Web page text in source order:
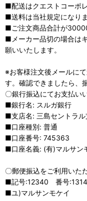
■配送はクエストコーポ
■送料は当社規定になりま
■ご注文商品合計が
■メーカー品切の場合は
願いいたします。
※お客様注文後メールに
す。確認できましたら、
〇銀行振込にてお支払い
■銀行名: スルガ銀行
■支店名: 三島セントラル
■口座種別: 普通
■口座番号: 745363
■口座名義: (有)マルサン
〇郵便振込をご利用いた
■記号:12340 番号
■ユ)マルサンモケイ